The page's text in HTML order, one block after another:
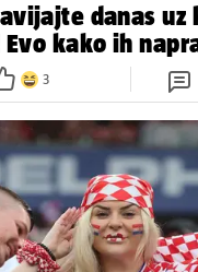
danas uz
Evo kako ih
3